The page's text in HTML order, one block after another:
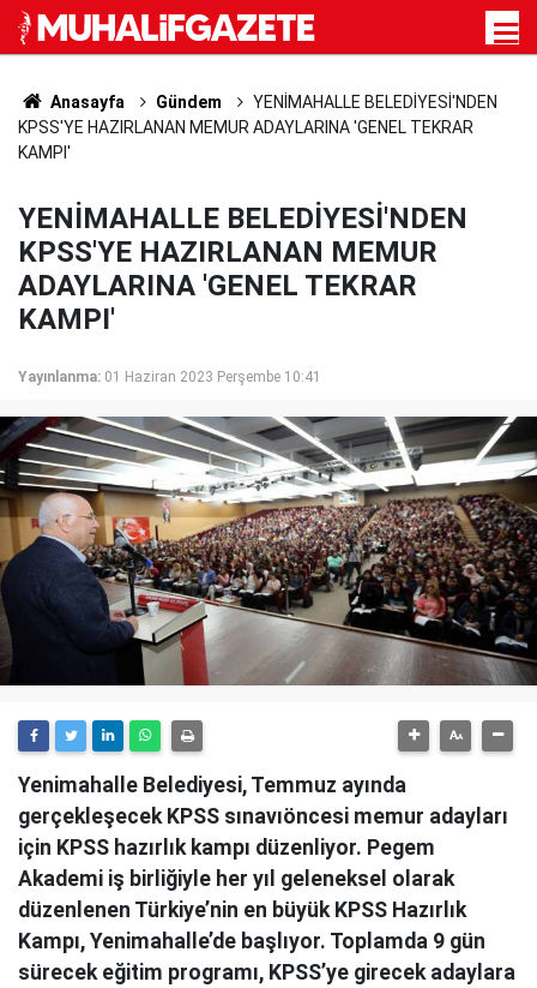
Anasayfa Gündem
YENİMAHALLE BELEDİYESİ'NDEN
KPSS'YE HAZIRLANAN MEMUR ADAYLARINA 'GENEL TEKRAR
KAMPI'
YENİMAHALLE BELEDİYESİ'NDEN
KPSS'YE HAZIRLANAN MEMUR
ADAYLARINA 'GENEL TEKRAR
KAMPI'
Yayınlanma: 01 Haziran 2023 Perşembe 10:41
Yenimahalle Belediyesi, Temmuz ayında
gerçekleşecek KPSS sınavıöncesi memur adayları
için KPSS hazırlık kampı düzenliyor. Pegem
Akademi iş birliğiyle her yıl geleneksel olarak
düzenlenen Türkiye’nin en büyük KPSS Hazırlık
Kampı, Yenimahalle’de başlıyor. Toplamda 9 gün
sürecek eğitim programı, KPSS’ye girecek adaylara